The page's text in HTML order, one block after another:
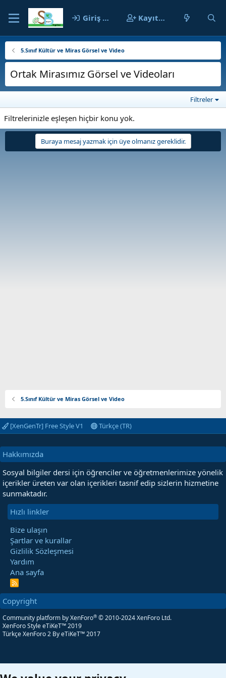
Giriş yap Kayıt ol
5.Sınıf Kültür ve Miras Görsel ve Video
Ortak Mirasımız Görsel ve Videoları
Filtreler
Filtrelerinizle eşleşen hiçbir konu yok.
Buraya mesaj yazmak için üye olmanız gereklidir.
5.Sınıf Kültür ve Miras Görsel ve Video
[XenGenTr] Free Style V1 Türkçe (TR)
Hakkımızda
Sosyal bilgiler dersi için öğrenciler ve öğretmenlerimize yönelik
içerikler üreten var olan içerikleri tasnif edip sizlerin hizmetine
sunmaktadır.
Hızlı linkler
Bize ulaşın
Şartlar ve kurallar
Gizlilik Sözleşmesi
Yardım
Ana sayfa
R
S
Copyright
Community platform by XenForo® © 2010-2024 XenForo Ltd.
XenForo Style eTiKeT™ 2019
Türkçe XenForo 2 By eTiKeT™ 2017